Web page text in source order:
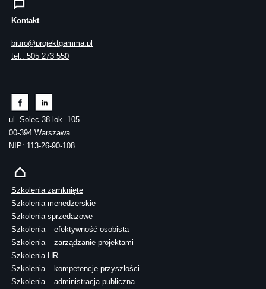
Kontakt
biuro@projektgamma.pl
tel.: 505 273 550
ul. Solec 38 lok. 105
00-394 Warszawa
NIP: 113-26-90-108
Szkolenia zamknięte
Szkolenia menedżerskie
Szkolenia sprzedażowe
Szkolenia – efektywność osobista
Szkolenia – zarządzanie projektami
Szkolenia HR
Szkolenia – kompetencje przyszłości
Szkolenia – administracja publiczna